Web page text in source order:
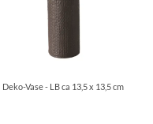
Deko-Vase - LB ca 13,5 x 13,5 cm